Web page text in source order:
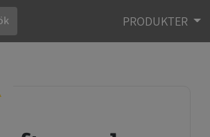
PRODUKTER